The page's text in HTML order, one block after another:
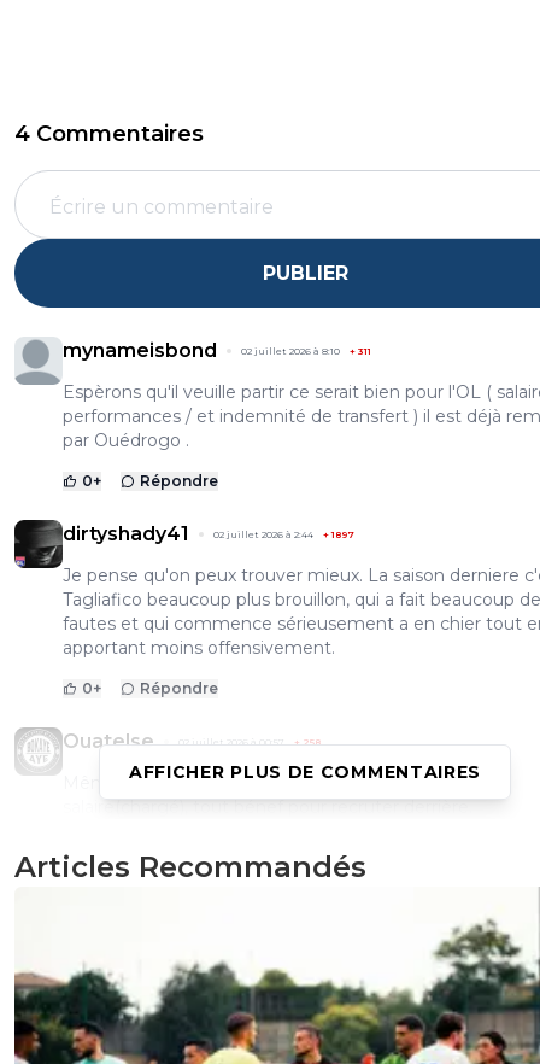
4 Commentaires
PUBLIER
mynameisbond 02 juillet 2026 à 8:10 + 311
Espèrons qu'il veuille partir ce serait bien pour l'OL (
performances / et indemnité de transfert ) il est déjà
par Ouédrogo .
0+ Répondre
dirtyshady41 02 juillet 2026 à 2:44 +1897
Je pense qu'on peux trouver mieux. La saison derniere
Tagliafico beaucoup plus brouillon, qui a fait beaucoup de
fautes et qui commence sérieusement a en chier tout
apportant moins offensivement.
0+ Répondre
Ouatelse 02 juillet 2026 à 00:57 +258
Même libre, ça économiserait une année de son
salaire(chargé), tout bénef pour recruter derrière.
+424
5M💪🏼
Répondre
AFFICHER PLUS DE COMMENTAIRES
Articles Recommandés